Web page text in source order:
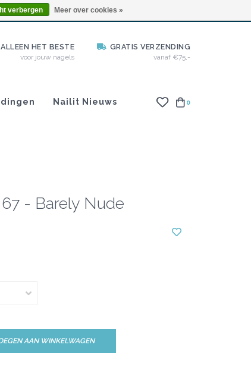
info@nailitproducts.com
ALLEEN HET BESTE
voor jouw nagels
GRATIS VERZENDING
vanaf €75,-
Nailit Nieuws 0
- Barely Nude
AAN WINKELWAGEN
verbergen Meer over cookies »